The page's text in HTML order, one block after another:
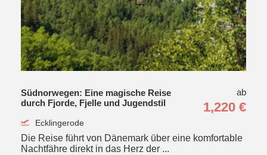
Südnorwegen: Eine magische Reise
durch Fjorde, Fjelle und Jugendstil
ab
1,220 €
Ecklingerode
Die Reise führt von Dänemark über eine komfortable
Nachtfähre direkt in das Herz der ...